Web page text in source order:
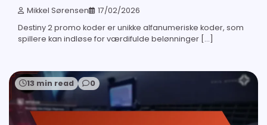
Mikkel Sørensen 17/02/2026
Destiny 2 promo koder er unikke alfanumeriske koder, som
spillere kan indløse for værdifulde belønninger […]
13 min read 0